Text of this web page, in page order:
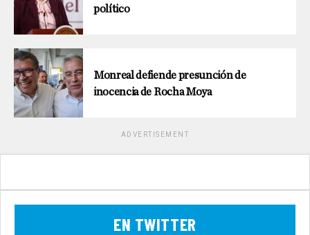
político
Monreal defiende presunción de
inocencia de Rocha Moya
ADVERTISEMENT
EN TWITTER